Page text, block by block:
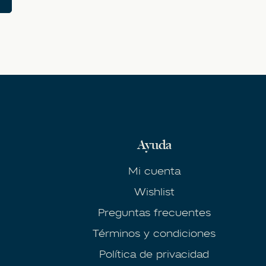
Ayuda
Mi cuenta
Wishlist
Preguntas frecuentes
Términos y condiciones
Política de privacidad